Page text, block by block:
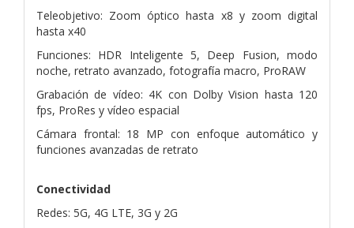
Teleobjetivo: Zoom óptico hasta x8 y zoom digital
hasta x40
Funciones: HDR Inteligente 5, Deep Fusion, modo
noche, retrato avanzado, fotografía macro, ProRAW
Grabación de vídeo: 4K con Dolby Vision hasta 120
fps, ProRes y vídeo espacial
Cámara frontal: 18 MP con enfoque automático y
funciones avanzadas de retrato
Conectividad
Redes: 5G, 4G LTE, 3G y 2G